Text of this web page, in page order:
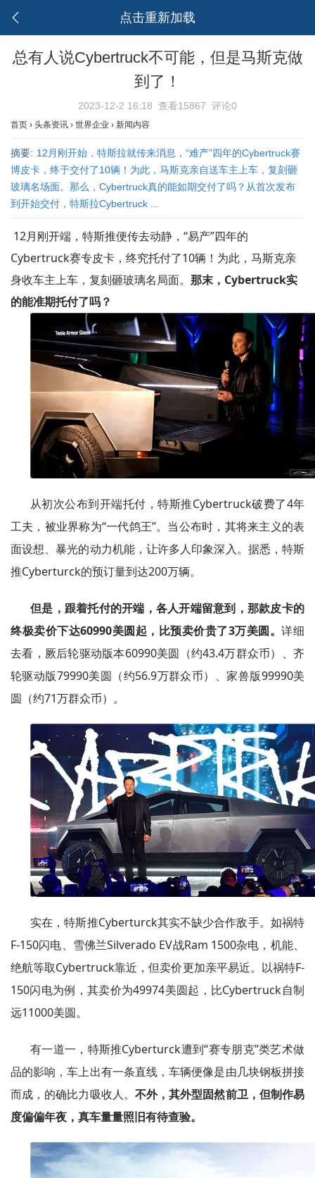
点击重新加载
总有人说Cybertruck不可能，但是马斯克做
到了！
2023-12-2 16:18 查看15867 评论0
首页 › 头条资讯 › 世界企业 › 新闻内容
摘要: 12月刚开始，特斯拉就传来消息，“难产”四年的Cybertruck赛
博皮卡，终于交付了10辆！为此，马斯克亲自送车主上车，复刻砸
玻璃名场面。那么，Cybertruck真的能如期交付了吗？从首次发布
到开始交付，特斯拉Cybertruck ...
12月刚开端，特斯推便传去动静，“易产”四年的
Cybertruck赛专皮卡，终究托付了10辆！为此，马斯克亲
身收车主上车，复刻砸玻璃名局面。 那末，Cybertruck实
的能准期托付了吗？
从初次公布到开端托付，特斯推Cybertruck破费了4年
工夫，被业界称为“一代鸽王”。当公布时，其将来主义的表
面设想、暴光的动力机能，让许多人印象深入。据悉，特斯
推Cyberturck的预订量到达200万辆。
但是，跟着托付的开端，各人开端留意到，那款皮卡的
终极卖价下达60990美圆起，比预卖价贵了3万美圆。详细
去看，厥后轮驱动版本60990美圆（约43.4万群众币）、齐
轮驱动版79990美圆（约56.9万群众币）、家兽版99990美
圆（约71万群众币）。
实在，特斯推Cyberturck其实不缺少合作敌手。如祸特
F-150闪电、雪佛兰Silverado EV战Ram 1500杂电，机能、
绝航等取Cybertruck靠近，但卖价更加亲平易近。以祸特F-
150闪电为例，其卖价为49974美圆起，比Cybertruck自制
远11000美圆。
有一道一，特斯推Cyberturck遭到“赛专朋克”类艺术做
品的影响，车上出有一条直线，车辆便像是由几块钢板拼接
而成，的确比力吸收人。 不外，其外型固然前卫，但制作易
度偏偏年夜，真车量量照旧有待查验。